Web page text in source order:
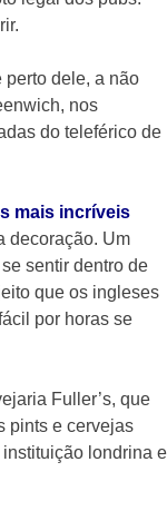
perto dele, a não
nos
do teleférico de
mais incríveis
decoração. Um
sentir dentro de
que os ingleses
por horas se
Fuller’s, que
pints e cervejas
instituição londrina e